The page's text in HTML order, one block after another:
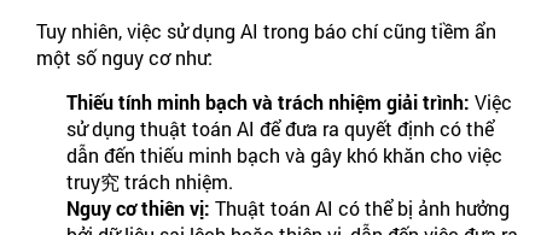
Tuy nhiên, việc sử dụng AI trong báo chí cũng tiềm ẩn
một số nguy cơ như:
Thiếu tính minh bạch và trách nhiệm giải trình: Việc
sử dụng thuật toán AI để đưa ra quyết định có thể
dẫn đến thiếu minh bạch và gây khó khăn cho việc
truy究 trách nhiệm.
Nguy cơ thiên vị: Thuật toán AI có thể bị ảnh hưởng